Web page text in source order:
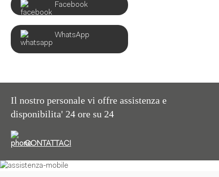
Facebook
WhatsApp
Il nostro personale vi offre assistenza e
disponibilita' 24 ore su 24
CONTATTACI